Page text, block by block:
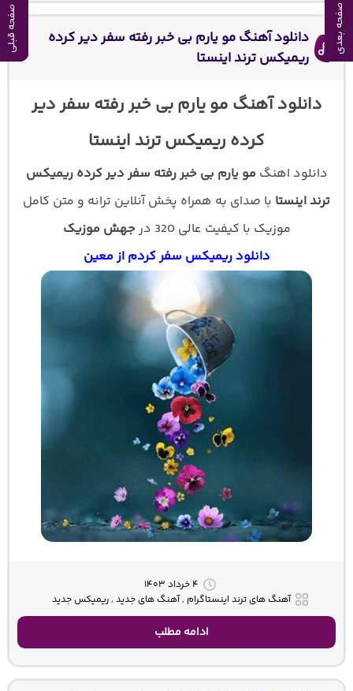
صفحه بعدی صفحه قبلی صفحه بعدی صفحه قبلی صفحه بعدی صفحه قبلی صفحه بعدی صفحه قبلی صفحه بعدی صفحه قبلی صفحه بعدی صفحه قبلی
دانلود آهنگ مو یارم بی خبر رفته سفر دیر کرده
ریمیکس ترند اینستا
دانلود آهنگ مو یارم بی خبر رفته سفر دیر
کرده ریمیکس ترند اینستا
دانلود اهنگمو یارم بی خبر رفته سفر دیر کرده ریمیکس
ترند اینستا با صدای به همراه پخش آنلاین ترانه و متن کامل
موزیک با کیفیت عالی 320 در
جهش موزیک
دانلود ریمیکس سفر کردم از معین
صفحه بعدی صفحه قبلی
۴ خرداد ۱۴۰۳
آهنگ های ترند اینستاگرام , آهنگ های جدید , ریمیکس جدید
ادامه مطلب
صفحه بعدی صفحه قبلی صفحه بعدی صفحه قبلی صفحه بعدی صفحه قبلی